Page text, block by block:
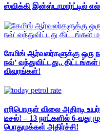
ஸ்விக்கி இன்ஸ்டாமார்ட்டில்
கேமிங் ஆர்வலர்களுக்கு ஒரு
நவ்’ வந்துவிட்டது..
விவரங்கள்!
எரிபொருள் விலை அதிரடி
டீசல்! – 13 நாட்களில் 6-வது
பொதுமக்கள் அதிர்ச்சி!